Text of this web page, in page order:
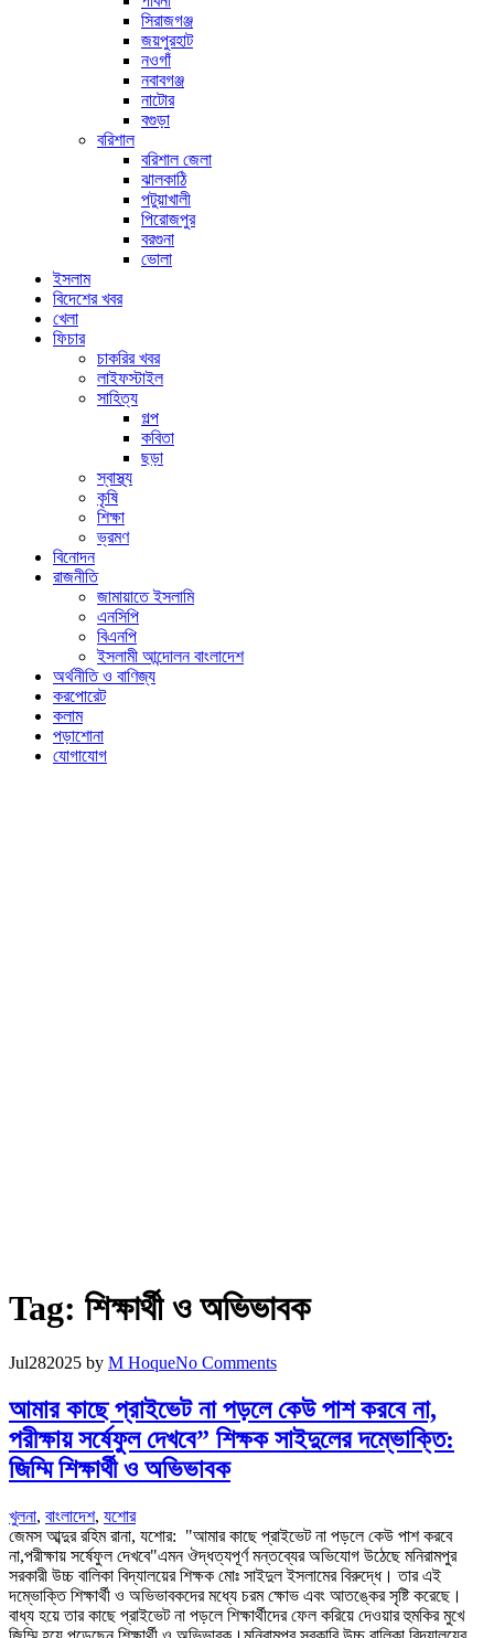
সিরাজগঞ্জ
জয়পুরহাট
নওগাঁ
নবাবগঞ্জ
নাটোর
বগুড়া
বরিশাল
বরিশাল জেলা
ঝালকাঠি
পটুয়াখালী
পিরোজপুর
বরগুনা
ভোলা
ইসলাম
বিদেশের খবর
খেলা
ফিচার
চাকরির খবর
লাইফস্টাইল
সাহিত্য
গল্প
কবিতা
ছড়া
স্বাস্থ্য
কৃষি
শিক্ষা
ভ্রমণ
বিনোদন
রাজনীতি
জামায়াতে ইসলামি
এনসিপি
বিএনপি
ইসলামী আন্দোলন বাংলাদেশ
অর্থনীতি ও বাণিজ্য
করপোরেট
কলাম
পড়াশোনা
যোগাযোগ
Tag: শিক্ষার্থী ও অভিভাবক
Jul282025 by M HoqueNo Comments
আমার কাছে প্রাইভেট না পড়লে কেউ পাশ করবে না,
পরীক্ষায় সর্ষেফুল দেখবে” শিক্ষক সাইদুলের দম্ভোক্তি:
জিম্মি শিক্ষার্থী ও অভিভাবক
খুলনা, বাংলাদেশ, যশোর
জেমস আব্দুর রহিম রানা, যশোর: "আমার কাছে প্রাইভেট না পড়লে কেউ পাশ করবে
না,পরীক্ষায় সর্ষেফুল দেখবে"এমন ঔদ্ধত্যপূর্ণ মন্তব্যের অভিযোগ উঠেছে মনিরামপুর
সরকারী উচ্চ বালিকা বিদ্যালয়ের শিক্ষক মোঃ সাইদুল ইসলামের বিরুদ্ধে। তার এই
দম্ভোক্তি শিক্ষার্থী ও অভিভাবকদের মধ্যে চরম ক্ষোভ এবং আতঙ্কের সৃষ্টি করেছে।
বাধ্য হয়ে তার কাছে প্রাইভেট না পড়লে শিক্ষার্থীদের ফেল করিয়ে দেওয়ার হুমকির মুখে